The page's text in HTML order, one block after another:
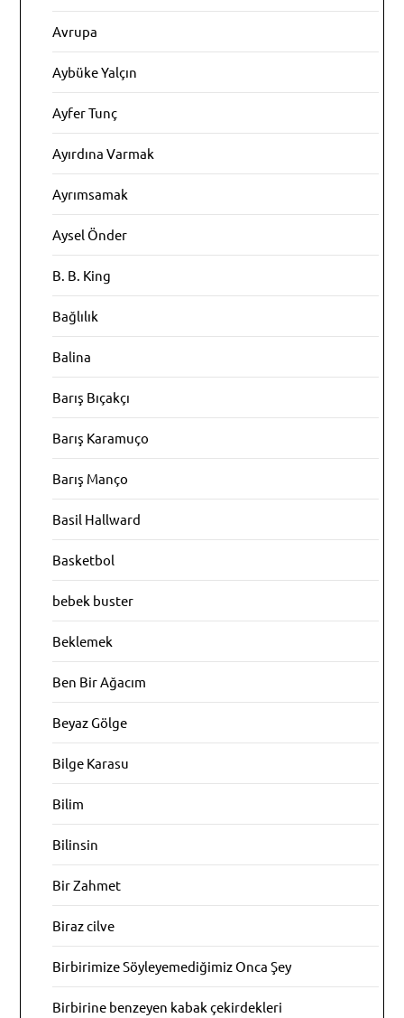
Avrupa
Aybüke Yalçın
Ayfer Tunç
Ayırdına Varmak
Ayrımsamak
Aysel Önder
B. B. King
Bağlılık
Balina
Barış Bıçakçı
Barış Karamuço
Barış Manço
Basil Hallward
Basketbol
bebek buster
Beklemek
Ben Bir Ağacım
Beyaz Gölge
Bilge Karasu
Bilim
Bilinsin
Bir Zahmet
Biraz cilve
Birbirimize Söyleyemediğimiz Onca Şey
Birbirine benzeyen kabak çekirdekleri